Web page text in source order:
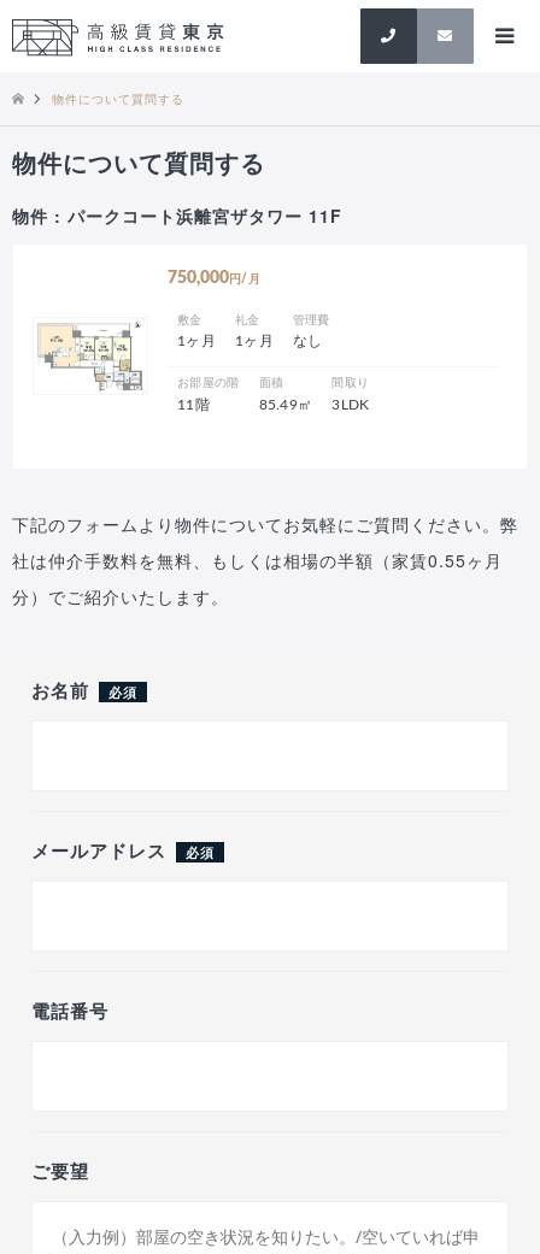
検索
物件について質問する
物件について質問する
物件 : パークコート浜離宮ザタワー 11F
750,000 円/月
敷金
1ヶ月
礼金
1ヶ月
管理費
なし
お部屋の階
11階
面積
85.49㎡
間取り
3LDK
下記のフォームより物件についてお気軽にご質問ください。弊
社は仲介手数料を無料、もしくは相場の半額（家賃0.55ヶ月
分）でご紹介いたします。
お名前 必須
メールアドレス 必須
電話番号
ご要望